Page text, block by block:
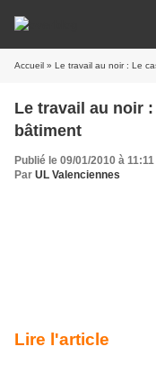
Accueil » Le travail au noir : Le
Le travail au noir
bâtiment
Publié le 09/01/2010 à 11:11
Par UL Valenciennes
Lire l'article